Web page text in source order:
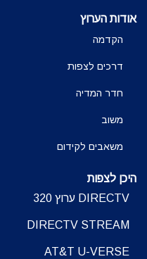
אודות הערוץ
הקדמה
דרכים לצפות
חדר המדיה
משוב
משאבים לקידום
היכן לצפות
DIRECTV ערוץ 320
DIRECTV STREAM
AT&T U-VERSE